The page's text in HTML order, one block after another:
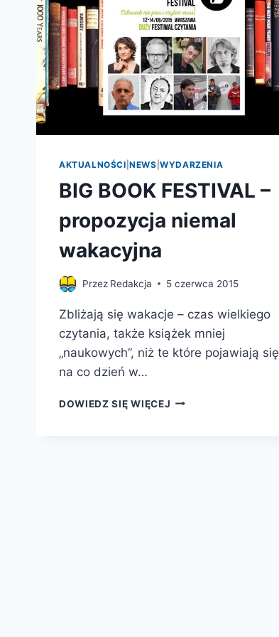
AKTUALNOŚCI |NEWS |WYDARZENIA
BIG BOOK FESTIVAL –
propozycja niemal
wakacyjna
Przez Redakcja 5 czerwca 2015
Zbliżają się wakacje – czas wielkiego
czytania, także książek mniej
„naukowych”, niż te które pojawiają się
na co dzień w…
DOWIEDZ SIĘ WIĘCEJ BIG